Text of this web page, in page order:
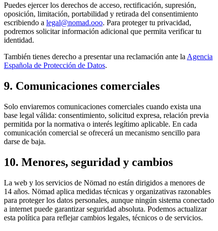
Puedes ejercer los derechos de acceso, rectificación, supresión,
oposición, limitación, portabilidad y retirada del consentimiento
escribiendo a legal@nomad.ooo. Para proteger tu privacidad,
podremos solicitar información adicional que permita verificar tu
identidad.
También tienes derecho a presentar una reclamación ante la Agencia
Española de Protección de Datos.
9. Comunicaciones comerciales
Solo enviaremos comunicaciones comerciales cuando exista una
base legal válida: consentimiento, solicitud expresa, relación previa
permitida por la normativa o interés legítimo aplicable. En cada
comunicación comercial se ofrecerá un mecanismo sencillo para
darse de baja.
10. Menores, seguridad y cambios
La web y los servicios de Nömad no están dirigidos a menores de
14 años. Nömad aplica medidas técnicas y organizativas razonables
para proteger los datos personales, aunque ningún sistema conectado
a internet puede garantizar seguridad absoluta. Podemos actualizar
esta política para reflejar cambios legales, técnicos o de servicios.